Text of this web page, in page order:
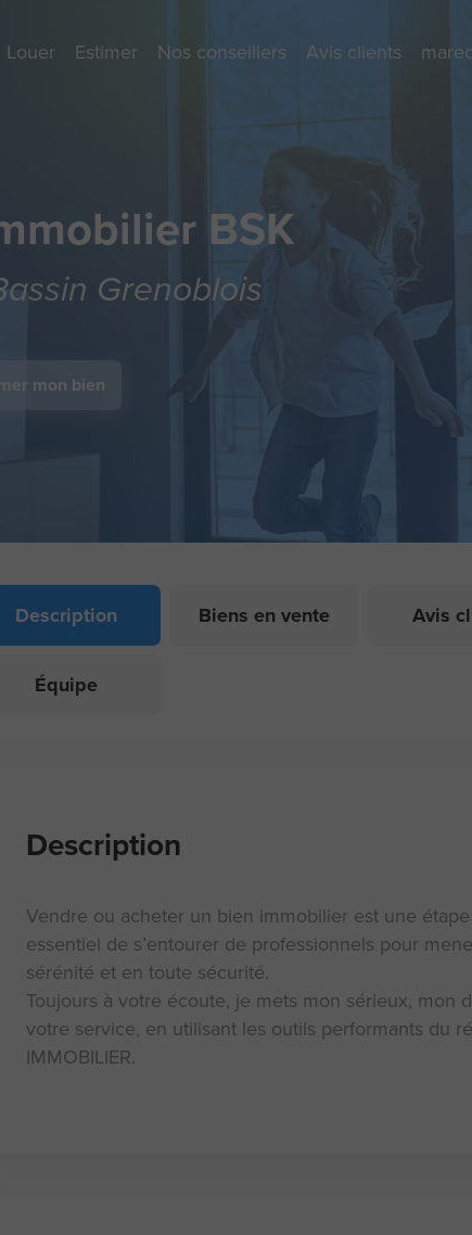
Louer Estimer Nos conseillers Avis clients
BSK
Grenoblois
mon bien
Description Biens en vente Avis
Équipe
Description
Vendre ou acheter un bien immobilier est une
essentiel de s’entourer de professionnels pour
sérénité et en toute sécurité.
Toujours à votre écoute, je mets mon sérieux, mon
votre service, en utilisant les outils performants du
IMMOBILIER.